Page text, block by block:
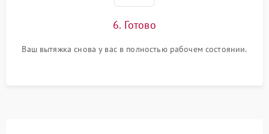
6. Готово
Ваш вытяжка снова у вас в полностью рабочем состоянии.